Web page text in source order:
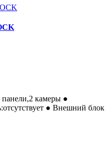
камеры ●
● Внешний блок